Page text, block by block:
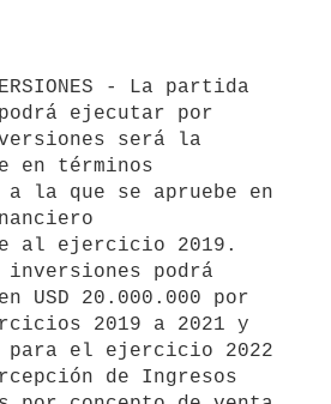
podrá ejecutar por
será la
en términos
a la que se apruebe en
al ejercicio 2019.
USD 20.000.000 por
2019 a 2021 y
para el ejercicio 2022
de Ingresos